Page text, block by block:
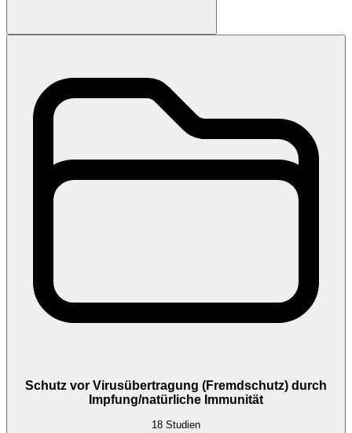
Schutz vor Virusübertragung (Fremdschutz) durch
Impfung/natürliche Immunität
18 Studien